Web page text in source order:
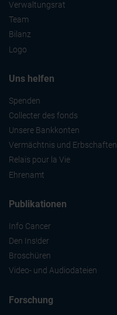
Verwaltungsrat
Team
Bilanz
Logo
Uns helfen
Spenden
Collecter des fonds
Unsere Bankkonten
Vermächtnis und Erbschaften
Relais pour la Vie
Ehrenamt
Publikationen
Info Cancer
Den Ins!der
Broschüren
Video- und Audiodateien
Forschung